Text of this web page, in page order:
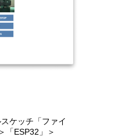
ケッチ「ファイ
「ESP32」＞